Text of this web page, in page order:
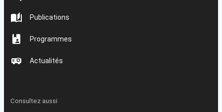
Publications
Programmes
Actualités
Consultez aussi